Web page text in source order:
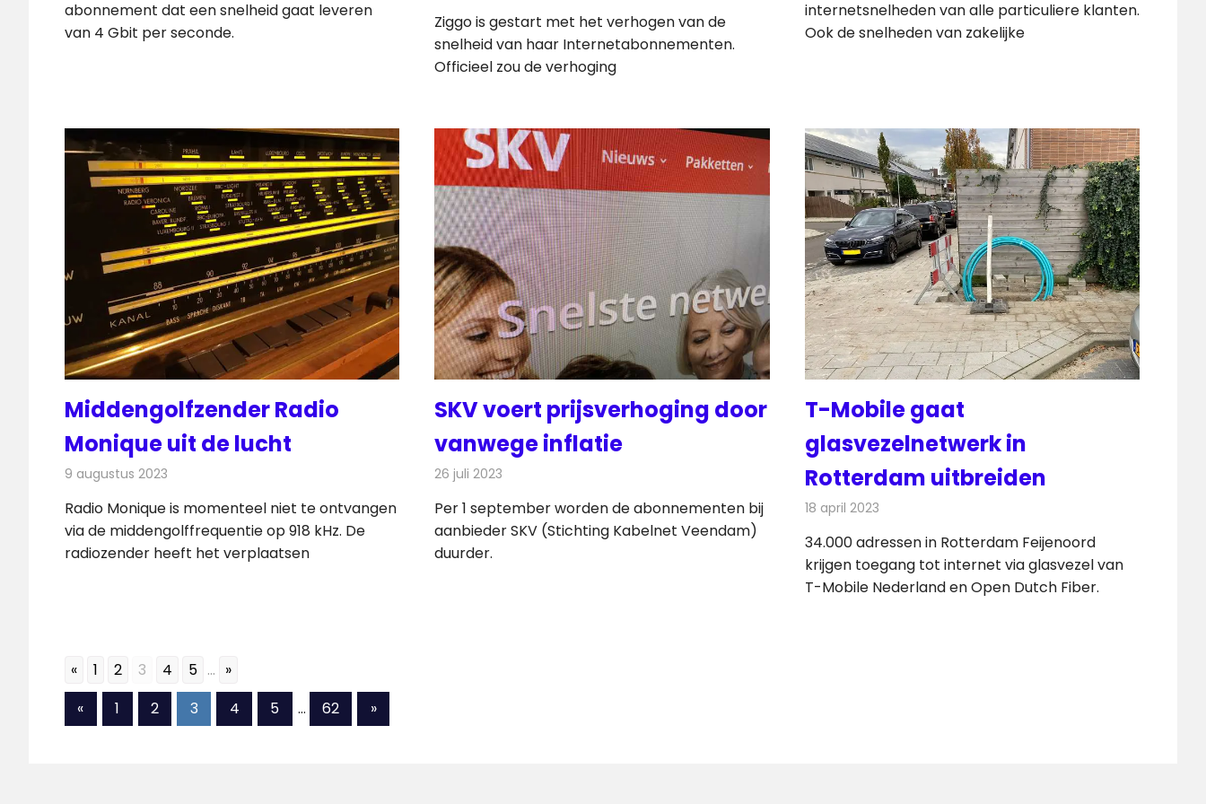
abonnement dat een snelheid gaat leveren
van 4 Gbit per seconde.
Ziggo is gestart met het verhogen van de
snelheid van haar Internetabonnementen.
Officieel zou de verhoging
internetsnelheden van alle particuliere klanten.
Ook de snelheden van zakelijke
Middengolfzender Radio
Monique uit de lucht
9 augustus 2023
Radio Monique is momenteel niet te ontvangen
via de middengolffrequentie op 918 kHz. De
radiozender heeft het verplaatsen
SKV voert prijsverhoging door
vanwege inflatie
26 juli 2023
Per 1 september worden de abonnementen bij
aanbieder SKV (Stichting Kabelnet Veendam)
duurder.
T-Mobile gaat
glasvezelnetwerk in
Rotterdam uitbreiden
18 april 2023
34.000 adressen in Rotterdam Feijenoord
krijgen toegang tot internet via glasvezel van
T-Mobile Nederland en Open Dutch Fiber.
« 1 2 3 4 5 ... »
Berichten
«Vorige
berichten
1 2 3 4 5 … 62
Volgende
berichten
»